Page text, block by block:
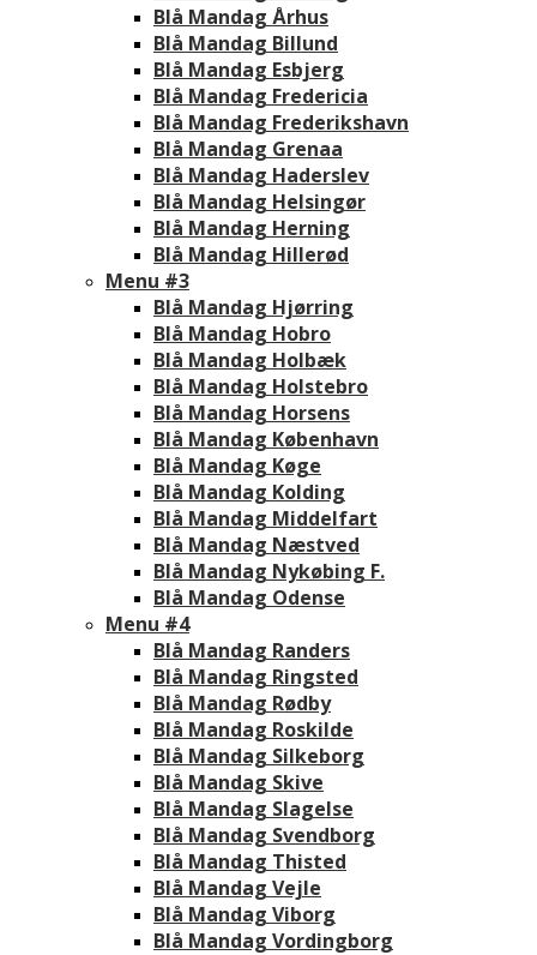
Blå Mandag Århus
Blå Mandag Billund
Blå Mandag Esbjerg
Blå Mandag Fredericia
Blå Mandag Frederikshavn
Blå Mandag Grenaa
Blå Mandag Haderslev
Blå Mandag Helsingør
Blå Mandag Herning
Blå Mandag Hillerød
Menu #3
Blå Mandag Hjørring
Blå Mandag Hobro
Blå Mandag Holbæk
Blå Mandag Holstebro
Blå Mandag Horsens
Blå Mandag København
Blå Mandag Køge
Blå Mandag Kolding
Blå Mandag Middelfart
Blå Mandag Næstved
Blå Mandag Nykøbing F.
Blå Mandag Odense
Menu #4
Blå Mandag Randers
Blå Mandag Ringsted
Blå Mandag Rødby
Blå Mandag Roskilde
Blå Mandag Silkeborg
Blå Mandag Skive
Blå Mandag Slagelse
Blå Mandag Svendborg
Blå Mandag Thisted
Blå Mandag Vejle
Blå Mandag Viborg
Blå Mandag Vordingborg